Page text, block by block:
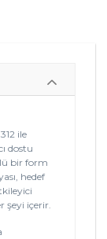
ile
dostu
bir form
hedef
şeyi içerir.